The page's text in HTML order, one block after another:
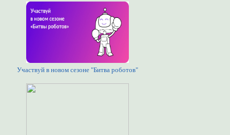
Участвуй в новом сезоне "Битва роботов"